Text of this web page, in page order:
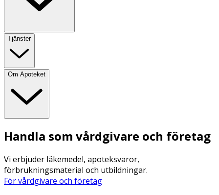
Tjänster
Om Apoteket
Handla som vårdgivare och företag
Vi erbjuder läkemedel, apoteksvaror,
förbrukningsmaterial och utbildningar.
För vårdgivare och företag